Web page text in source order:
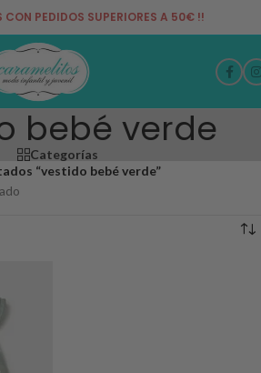
CON PEDIDOS SUPERIORES A 50€ !!
bebé verde
Categorías
“vestido bebé verde”